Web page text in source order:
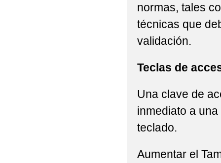
normas, tales
técnicas que
validación.
Teclas de
Una clave de
inmediato a
teclado.
Aumentar el